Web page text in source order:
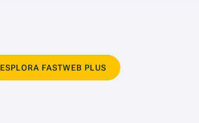
ESPLORA FASTWEB PLUS